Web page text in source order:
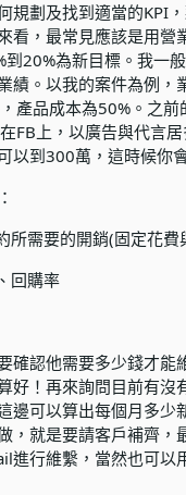
規劃及找到適當的KPI
看，最常見應該是用營
到20%為新目標。我一
績。以我的案件為例，
產品成本為50%。之
FB上，以廣告與代言
以到300萬，這時候你
所需要的開銷(固定花費
回購率
確認他需要多少錢才能
好！再來詢問目前有沒
邊可以算出每個月多少
，就是要請客戶補齊，
進行維繫，當然也可以